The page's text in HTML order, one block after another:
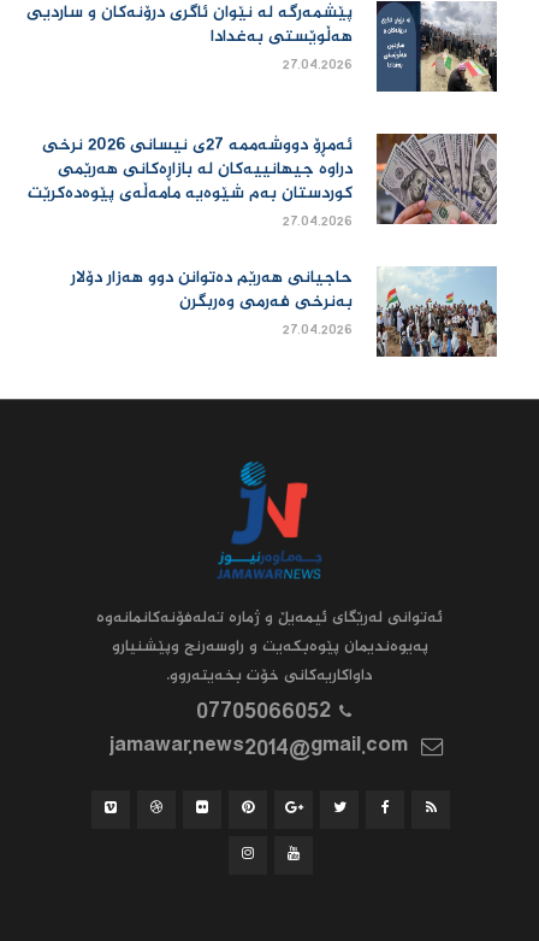
پێشمەرگە لە نێوان ئاگری درۆنەکان و ساردیی
هەڵوێستی بەغدادا
27.04.2026
ئەمڕۆ دووشەممە 27ی نیسانی 2026 نرخی
دراوە جیهانییەكان لە بازاڕەكانی هەرێمی
كوردستان بەم شێوەیە مامەڵەی پێوەدەكرێت
27.04.2026
حاجیانی هەرێم دەتوانن دوو هەزار دۆلار
بەنرخی فەرمی وەربگرن
27.04.2026
ئه‌توانى له‌رێگاى ئیمه‌یڵ و ژماره‌ ته‌له‌فۆنه‌کانمانه‌وه‌
په‌یوه‌ندیمان پێوه‌بکه‌یت و راوسه‌رنج وپێشنیارو
داواکاریه‌کانى خۆت بخه‌یته‌روو.
07705066052
jamawar.news2014@gmail.com